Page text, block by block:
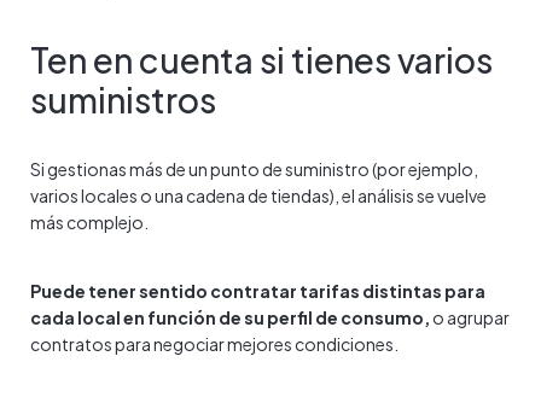
Ten en cuenta si tienes varios
suministros
Si gestionas más de un punto de suministro (por ejemplo,
varios locales o una cadena de tiendas), el análisis se vuelve
más complejo.
Puede tener sentido contratar tarifas distintas para
cada local en función de su perfil de consumo, o agrupar
contratos para negociar mejores condiciones.